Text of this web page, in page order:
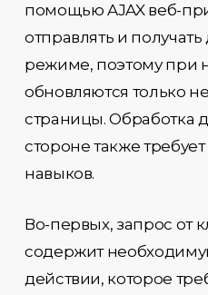
помощью AJAX веб-
отправлять и
режиме, поэтому при
обновляются только
страницы. Обработка
стороне также
навыков.
Во-первых, запрос от
содержит
действии, которое